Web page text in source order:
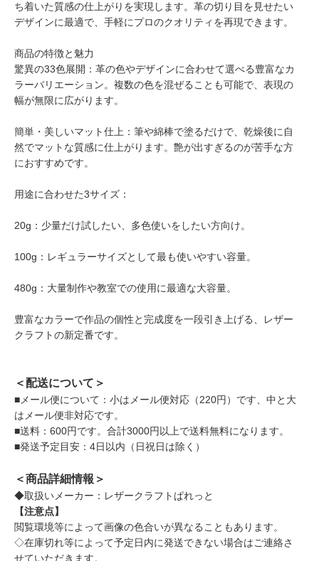
ち着いた質感の仕上がりを実現します。革の切り目を見せたい
デザインに最適で、手軽にプロのクオリティを再現できます。
商品の特徴と魅力
驚異の33色展開：革の色やデザインに合わせて選べる豊富なカ
ラーバリエーション。複数の色を混ぜることも可能で、表現の
幅が無限に広がります。
簡単・美しいマット仕上：筆や綿棒で塗るだけで、乾燥後に自
然でマットな質感に仕上がります。艶が出すぎるのが苦手な方
におすすめです。
用途に合わせた3サイズ：
20g：少量だけ試したい、多色使いをしたい方向け。
100g：レギュラーサイズとして最も使いやすい容量。
480g：大量制作や教室での使用に最適な大容量。
豊富なカラーで作品の個性と完成度を一段引き上げる、レザー
クラフトの新定番です。
＜配送について＞
■メール便について：小はメール便対応（220円）です、中と大
はメール便非対応です。
■送料：600円です。合計3000円以上で送料無料になります。
■発送予定目安：4日以内（日祝日は除く）
＜商品詳細情報＞
◆取扱いメーカー：レザークラフトぱれっと
【注意点】
閲覧環境等によって画像の色合いが異なることもあります。
◇在庫切れ等によって予定日内に発送できない場合はご連絡さ
せていただきます。